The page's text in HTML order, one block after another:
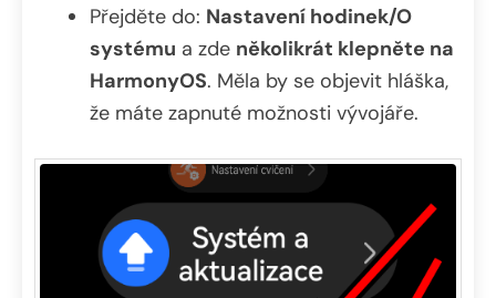
Přejděte do: Nastavení hodinek/O
systému a zde několikrát klepněte na
HarmonyOS. Měla by se objevit hláška,
že máte zapnuté možnosti vývojáře.